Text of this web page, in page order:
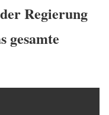
Regierung
gesamte